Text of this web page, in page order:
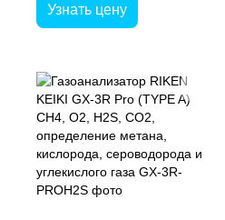
Узнать цену